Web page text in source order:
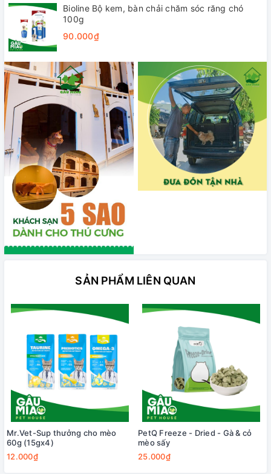
Bioline Bộ kem, bàn chải chăm sóc răng chó
100g
90.000₫
SẢN PHẨM LIÊN QUAN
Mr.Vet-Sup thưởng cho mèo
60g (15gx4)
12.000₫
PetQ Freeze - Dried - Gà & cỏ
mèo sấy
25.000₫